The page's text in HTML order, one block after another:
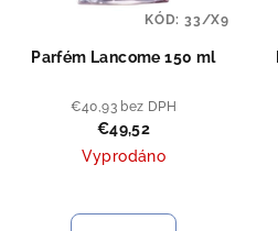
Parfém Lancome 150 ml
€40,93 bez DPH
€49,52
Vyprodáno
KÓD: 33/X9